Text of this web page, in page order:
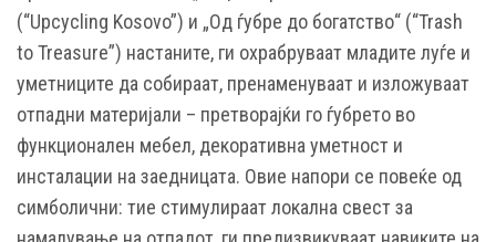
(“Upcycling Kosovo”) и „Од ѓубре до богатство“ (“Trash
to Treasure”) настаните, ги охрабруваат младите луѓе и
уметниците да собираат, пренаменуваат и изложуваат
отпадни материјали – претворајќи го ѓубрето во
функционален мебел, декоративна уметност и
инсталации на заедницата. Овие напори се повеќе од
симболични: тие стимулираат локална свест за